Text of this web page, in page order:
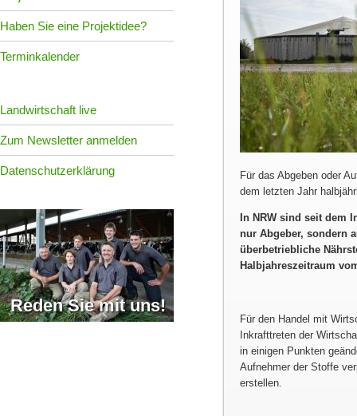
Haben Sie eine Projektidee?
Terminkalender
Landwirtschaft live
Zum Newsletter anmelden
Datenschutzerklärung
Reden Sie mit uns!
Für das Abgeben oder
dem letzten Jahr
In NRW sind seit dem
nur Abgeber, sondern
überbetriebliche
Halbjahreszeitraum
Für den Handel mit
Inkrafttreten der
in einigen Punkten
Aufnehmer der Stoffe
erstellen.